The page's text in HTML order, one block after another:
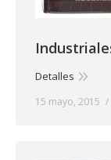
Detalles
15 mayo, 2015